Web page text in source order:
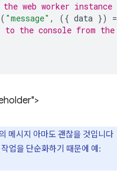
web worker
( "message" , ({ data })
=
the console from the
메시지 아마도 괜찮을 것입니다
업을 단순화하기 때문에 예: